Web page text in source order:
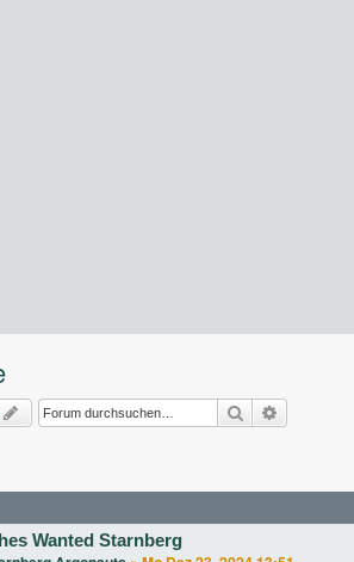
Suche
Wanted Starnberg